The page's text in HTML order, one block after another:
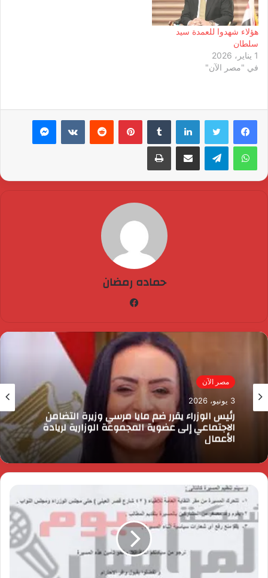
هؤلاء شهدوا للعمدة سيد
سلطان
1 يناير، 2026
في "مصر الآن"
لينكدإن بينتيريست ماسنجر
واتساب تيلقرام مشاركة عبر البريد طباعة
حماده رمضان
مصر الآن
3 يونيو، 2026
رئيس الوزراء يقرر ضم مايا مرسي وزيرة التضامن
الاجتماعي إلى عضوية المجموعة الوزارية لريادة
الأعمال